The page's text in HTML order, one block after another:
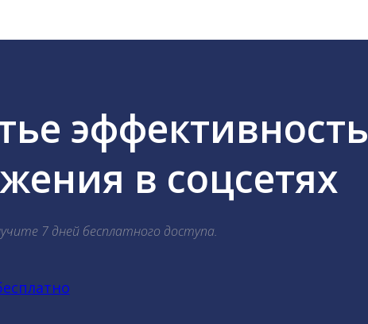
эффективность
в соцсетях
7 дней бесплатного доступа.